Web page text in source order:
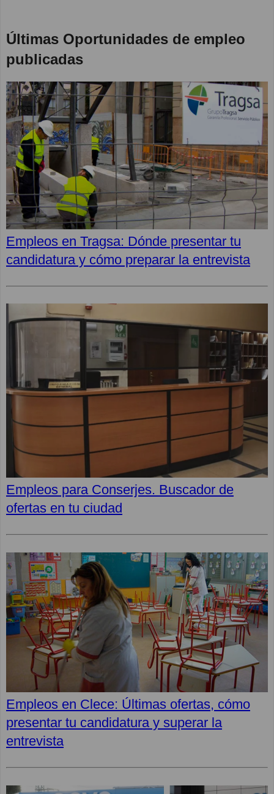
Últimas Oportunidades de empleo
publicadas
Empleos en Tragsa: Dónde presentar tu
candidatura y cómo preparar la entrevista
Empleos para Conserjes. Buscador de
ofertas en tu ciudad
Empleos en Clece: Últimas ofertas, cómo
presentar tu candidatura y superar la
entrevista